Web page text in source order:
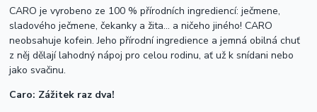
CARO je vyrobeno ze 100 % přírodních ingrediencí: ječmene,
sladového ječmene, čekanky a žita… a ničeho jiného! CARO
neobsahuje kofein. Jeho přírodní ingredience a jemná obilná chuť
z něj dělají lahodný nápoj pro celou rodinu, ať už k snídani nebo
jako svačinu.
Caro: Zážitek raz dva!